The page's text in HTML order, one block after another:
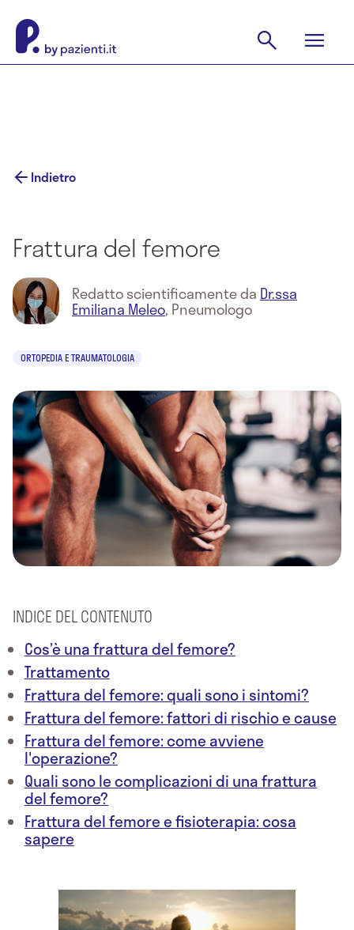
Indietro
Frattura del femore
Redatto scientificamente da Dr.ssa
Emiliana Meleo, Pneumologo
ORTOPEDIA E TRAUMATOLOGIA
INDICE DEL CONTENUTO
Cos’è una frattura del femore?
Trattamento
Frattura del femore: quali sono i sintomi?
Frattura del femore: fattori di rischio e cause
Frattura del femore: come avviene
l'operazione?
Quali sono le complicazioni di una frattura
del femore?
Frattura del femore e fisioterapia: cosa
sapere